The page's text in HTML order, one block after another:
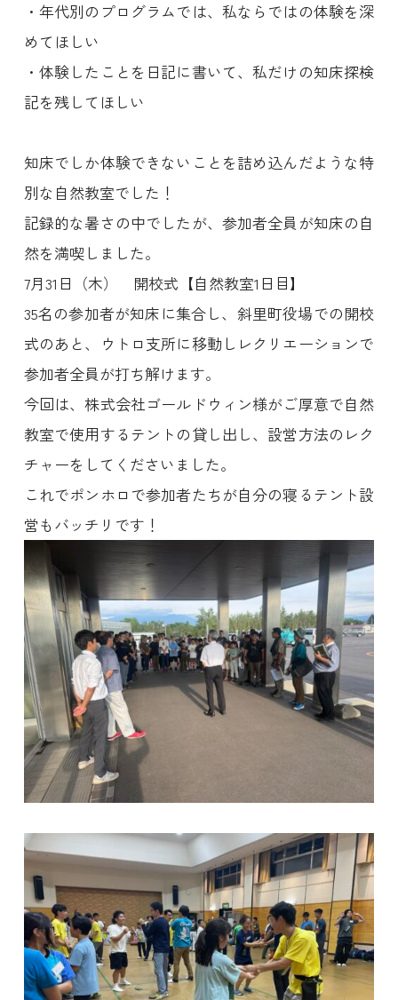
・年代別のプログラムでは、私ならではの体験を深
めてほしい
・体験したことを日記に書いて、私だけの知床探検
記を残してほしい
知床でしか体験できないことを詰め込んだような特
別な自然教室でした！
記録的な暑さの中でしたが、参加者全員が知床の自
然を満喫しました。
7月31日（木） 開校式【自然教室1日目】
35名の参加者が知床に集合し、斜里町役場での開校
式のあと、ウトロ支所に移動しレクリエーションで
参加者全員が打ち解けます。
今回は、株式会社ゴールドウィン様がご厚意で自然
教室で使用するテントの貸し出し、設営方法のレク
チャーをしてくださいました。
これでポンホロで参加者たちが自分の寝るテント設
営もバッチリです！